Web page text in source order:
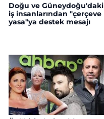
Doğu ve Güneydoğu'daki
iş insanlarından "çerçeve
yasa"ya destek mesajı